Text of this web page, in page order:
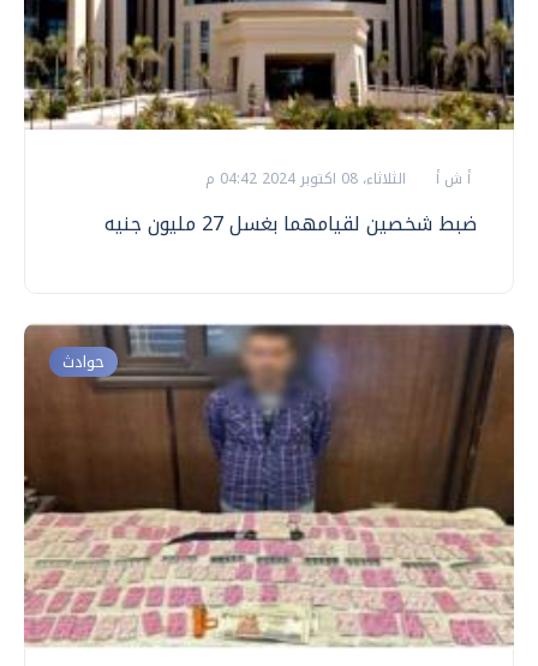
أ ش أ الثلاثاء، 08 اكتوبر 2024 04:42 م
ضبط شخصين لقيامهما بغسل 27 مليون جنيه
حوادث